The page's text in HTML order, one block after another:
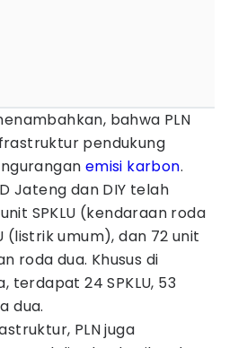
bahwa PLN
pendukung
emisi karbon.
Jateng dan DIY telah
SPKLU (kendaraan roda
(listrik umum), dan 72 unit
roda dua. Khusus di
terdapat 24 SPKLU, 53
dua.
PLN juga